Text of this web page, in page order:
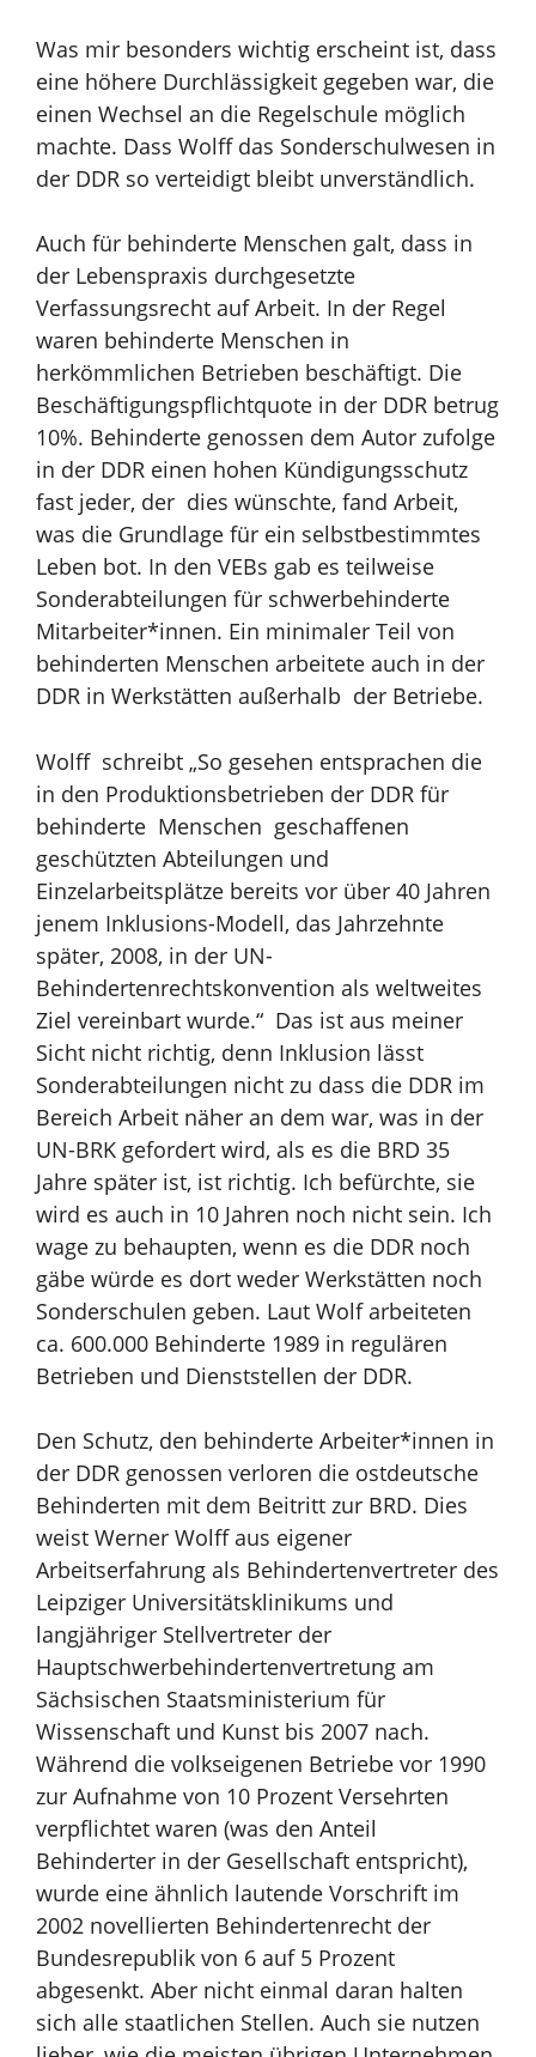
Was mir besonders wichtig erscheint ist, dass
eine höhere Durchlässigkeit gegeben war, die
einen Wechsel an die Regelschule möglich
machte. Dass Wolff das Sonderschulwesen in
der DDR so verteidigt bleibt unverständlich.
Auch für behinderte Menschen galt, dass in
der Lebenspraxis durchgesetzte
Verfassungsrecht auf Arbeit. In der Regel
waren behinderte Menschen in
herkömmlichen Betrieben beschäftigt. Die
Beschäftigungspflichtquote in der DDR betrug
10%. Behinderte genossen dem Autor zufolge
in der DDR einen hohen Kündigungsschutz
fast jeder, der dies wünschte, fand Arbeit,
was die Grundlage für ein selbstbestimmtes
Leben bot. In den VEBs gab es teilweise
Sonderabteilungen für schwerbehinderte
Mitarbeiter*innen. Ein minimaler Teil von
behinderten Menschen arbeitete auch in der
DDR in Werkstätten außerhalb der Betriebe.
Wolff schreibt „So gesehen entsprachen die
in den Produktionsbetrieben der DDR für
behinderte Menschen geschaffenen
geschützten Abteilungen und
Einzelarbeitsplätze bereits vor über 40 Jahren
jenem Inklusions-Modell, das Jahrzehnte
später, 2008, in der UN-
Behindertenrechtskonvention als weltweites
Ziel vereinbart wurde.“ Das ist aus meiner
Sicht nicht richtig, denn Inklusion lässt
Sonderabteilungen nicht zu dass die DDR im
Bereich Arbeit näher an dem war, was in der
UN-BRK gefordert wird, als es die BRD 35
Jahre später ist, ist richtig. Ich befürchte, sie
wird es auch in 10 Jahren noch nicht sein. Ich
wage zu behaupten, wenn es die DDR noch
gäbe würde es dort weder Werkstätten noch
Sonderschulen geben. Laut Wolf arbeiteten
ca. 600.000 Behinderte 1989 in regulären
Betrieben und Dienststellen der DDR.
Den Schutz, den behinderte Arbeiter*innen in
der DDR genossen verloren die ostdeutsche
Behinderten mit dem Beitritt zur BRD. Dies
weist Werner Wolff aus eigener
Arbeitserfahrung als Behindertenvertreter des
Leipziger Universitätsklinikums und
langjähriger Stellvertreter der
Hauptschwerbehindertenvertretung am
Sächsischen Staatsministerium für
Wissenschaft und Kunst bis 2007 nach.
Während die volkseigenen Betriebe vor 1990
zur Aufnahme von 10 Prozent Versehrten
verpflichtet waren (was den Anteil
Behinderter in der Gesellschaft entspricht),
wurde eine ähnlich lautende Vorschrift im
2002 novellierten Behindertenrecht der
Bundesrepublik von 6 auf 5 Prozent
abgesenkt. Aber nicht einmal daran halten
sich alle staatlichen Stellen. Auch sie nutzen